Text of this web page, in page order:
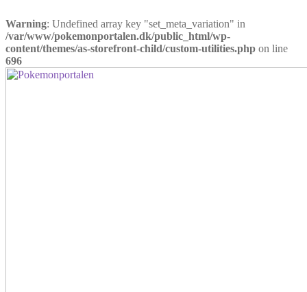
Warning: Undefined array key "set_meta_variation" in
/var/www/pokemonportalen.dk/public_html/wp-
content/themes/as-storefront-child/custom-utilities.php on line
696